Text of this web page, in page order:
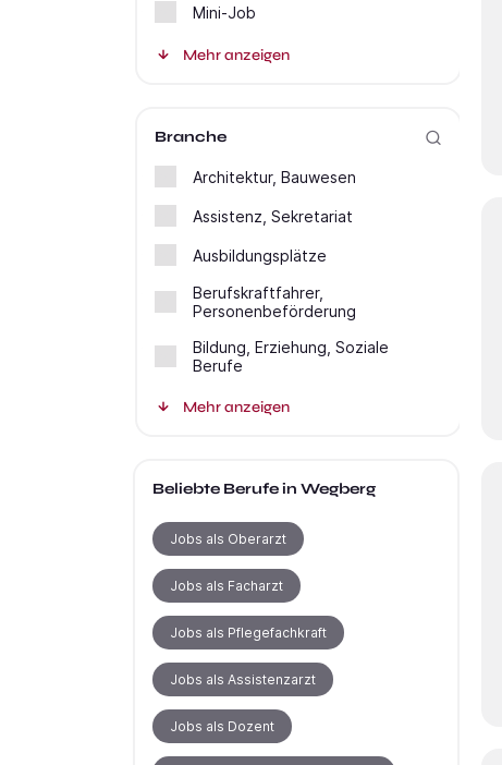
Mini-Job
Mehr anzeigen
Branche
Architektur, Bauwesen
Assistenz, Sekretariat
Ausbildungsplätze
Berufskraftfahrer,
Personenbeförderung
Bildung, Erziehung, Soziale
Berufe
Mehr anzeigen
Beliebte Berufein Wegberg
Jobs als Oberarzt
Jobs als Facharzt
Jobs als Pflegefachkraft
Jobs als Assistenzarzt
Jobs als Dozent